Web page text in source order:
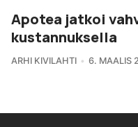
Apotea jatkoi
kustannuksella
ARHI KIVILAHTI 6. MAALIS